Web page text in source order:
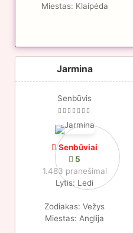
Miestas: Klaipėda
Jarmina
Senbūvis
Senbūviai
5
1.483 pranešimai
Lytis: Ledi
Zodiakas: Vežys
Miestas: Anglija